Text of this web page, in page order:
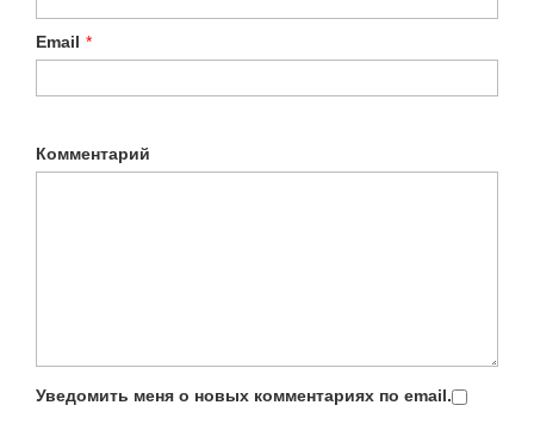
Email *
Комментарий
Уведомить меня о новых комментариях по email.